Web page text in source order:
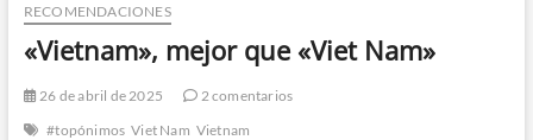
RECOMENDACIONES
«Vietnam», mejor que «Viet Nam»
26 de abril de 2025
2 comentarios
#topónimos Viet Nam Vietnam